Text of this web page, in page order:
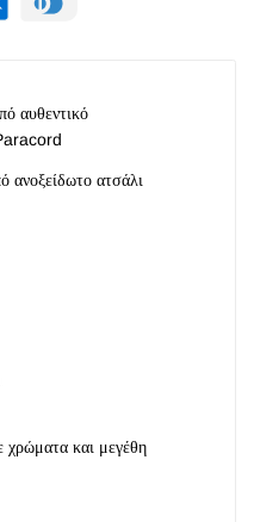
αυθεντικό
ανοξείδωτο ατσάλι
χρώματα και μεγέθη